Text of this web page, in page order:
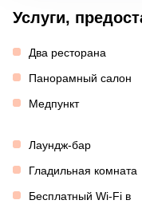
Услуги,
Два ресторана
Панорамный салон
Медпункт
Лаундж-бар
Гладильная комната
Бесплатный Wi-Fi в